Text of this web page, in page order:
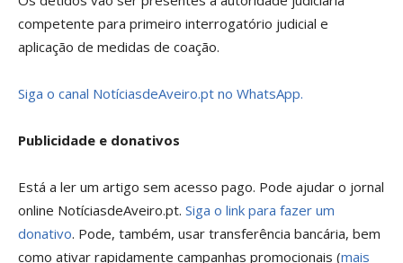
competente para primeiro interrogatório judicial e
aplicação de medidas de coação.
Siga o canal NotíciasdeAveiro.pt no WhatsApp.
Publicidade e donativos
Está a ler um artigo sem acesso pago. Pode ajudar o jornal
online NotíciasdeAveiro.pt. Siga o link para fazer um
donativo. Pode, também, usar transferência bancária, bem
como ativar rapidamente campanhas promocionais (mais